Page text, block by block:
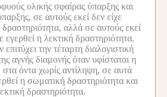
υλικής σφαίρας ύπαρξης και
σε αυτούς εκεί δεν είχε
αλλά σε αυτούς εκεί
εγερθεί η λεκτική δραστηριότητα.
την τέταρτη διαλογιστική
αγνής διαμονής όταν υφίσταται η
όντα χωρίς αντίληψη, σε αυτά
η σωματική δραστηριότητα και
δραστηριότητα.